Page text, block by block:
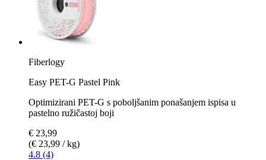
Fiberlogy
Easy PET-G Pastel Pink
Optimizirani PET-G s poboljšanim ponašanjem ispisa u
pastelno ružičastoj boji
€ 23,99
(€ 23,99 / kg)
4.8 (4)